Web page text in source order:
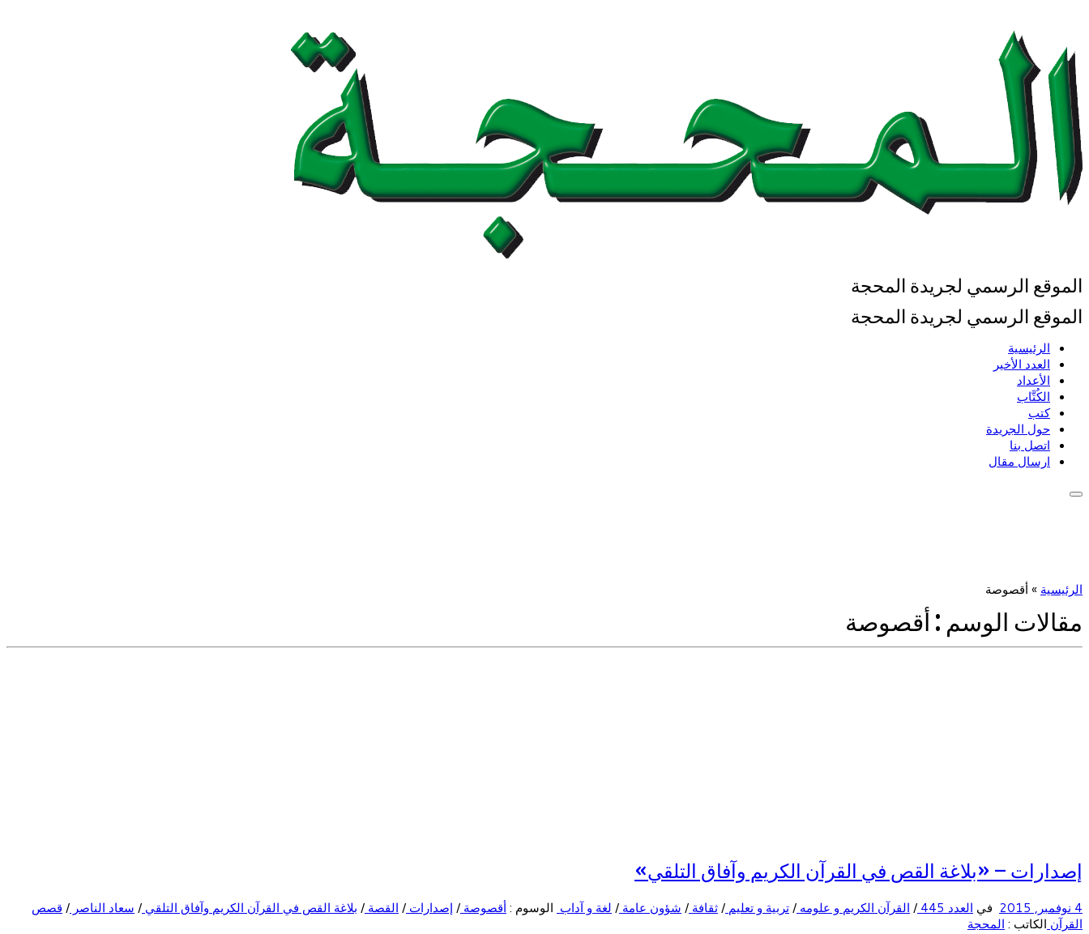
الموقع الرسمي لجريدة المحجة
الموقع الرسمي لجريدة المحجة
الرئيسية
العدد الأخير
الأعداد
الكُتَّاب
كتب
حول الجريدة
اتصل بنا
ارسال مقال
الرئيسية »أقصوصة
مقالات الوسم : أقصوصة
إصدارات – «بلاغة القص في القرآن الكريم وآفاق التلقي»
4 نوفمبر, 2015 في العدد 445 / القرآن الكريم و علومه /تربية و تعليم /ثقافة / شؤون عامة / لغة و آداب الوسوم :أقصوصة / إصدارات / القصة / بلاغة القص في القرآن الكريم وآفاق التلقي / سعاد الناصر / قصص
القرآن الكاتب : المحجة